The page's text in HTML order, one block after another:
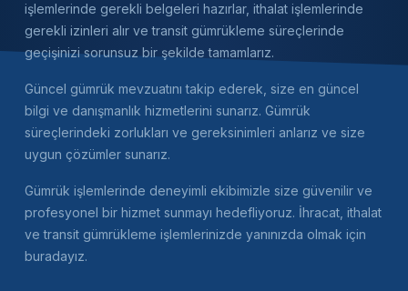
işlemlerinde gerekli belgeleri hazırlar, ithalat işlemlerinde
gerekli izinleri alır ve transit gümrükleme süreçlerinde
geçişinizi sorunsuz bir şekilde tamamlarız.
Güncel gümrük mevzuatını takip ederek, size en güncel
bilgi ve danışmanlık hizmetlerini sunarız. Gümrük
süreçlerindeki zorlukları ve gereksinimleri anlarız ve size
uygun çözümler sunarız.
Gümrük işlemlerinde deneyimli ekibimizle size güvenilir ve
profesyonel bir hizmet sunmayı hedefliyoruz. İhracat, ithalat
ve transit gümrükleme işlemlerinizde yanınızda olmak için
buradayız.